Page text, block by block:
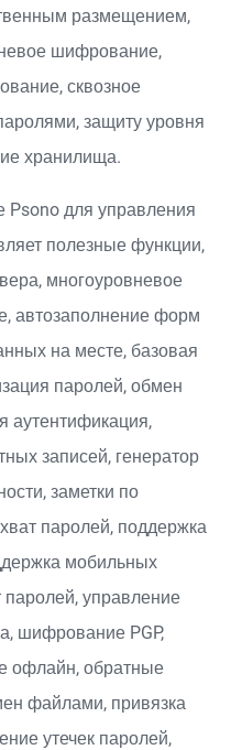
размещением,
шифрование,
сквозное
защиту уровня
хранилища.
Psono для управления
полезные функции,
многоуровневое
автозаполнение форм
на месте, базовая
паролей, обмен
аутентификация,
записей, генератор
заметки по
паролей, поддержка
мобильных
паролей, управление
шифрование PGP,
офлайн, обратные
файлами, привязка
утечек паролей,